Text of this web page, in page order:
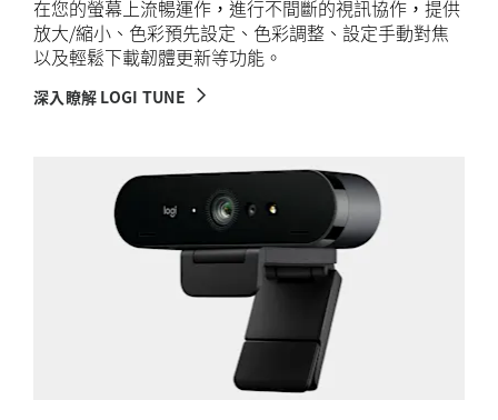
在您的螢幕上流暢運作，進行不間斷的視訊協作，提供
放大/縮小、色彩預先設定、色彩調整、設定手動對焦
以及輕鬆下載韌體更新等功能。
深入瞭解 LOGI TUNE